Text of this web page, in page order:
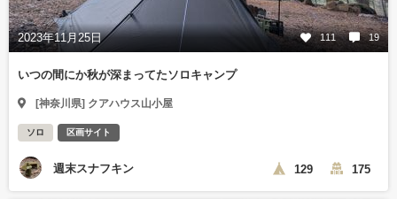
2023年11月25日 111 19
いつの間にか秋が深まってたソロキャンプ
[神奈川県] クアハウス山小屋
ソロ 区画サイト
週末スナフキン 129 175